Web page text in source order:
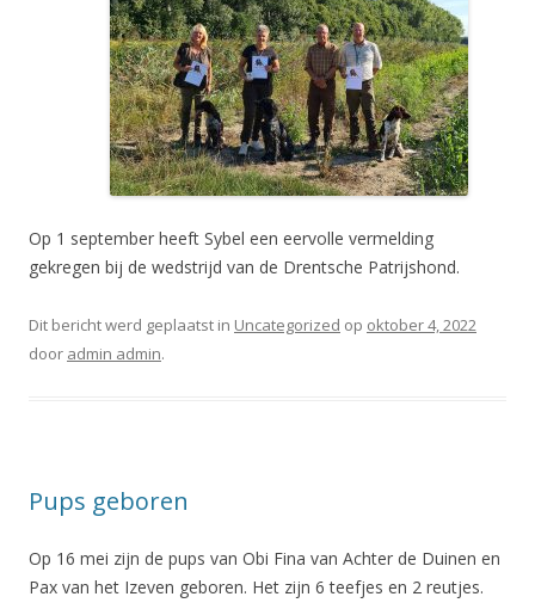
Op 1 september heeft Sybel een eervolle vermelding
gekregen bij de wedstrijd van de Drentsche Patrijshond.
Dit bericht werd geplaatst in Uncategorized op oktober 4, 2022
door admin admin.
Pups geboren
Op 16 mei zijn de pups van Obi Fina van Achter de Duinen en
Pax van het Izeven geboren. Het zijn 6 teefjes en 2 reutjes.